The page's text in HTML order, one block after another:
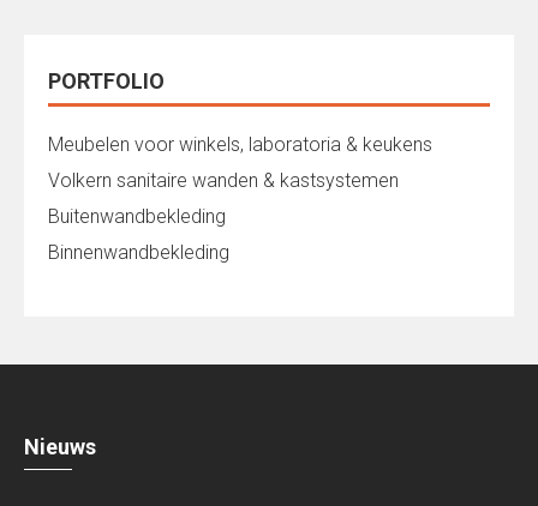
PORTFOLIO
Meubelen voor winkels, laboratoria & keukens
Volkern sanitaire wanden & kastsystemen
Buitenwandbekleding
Binnenwandbekleding
Nieuws